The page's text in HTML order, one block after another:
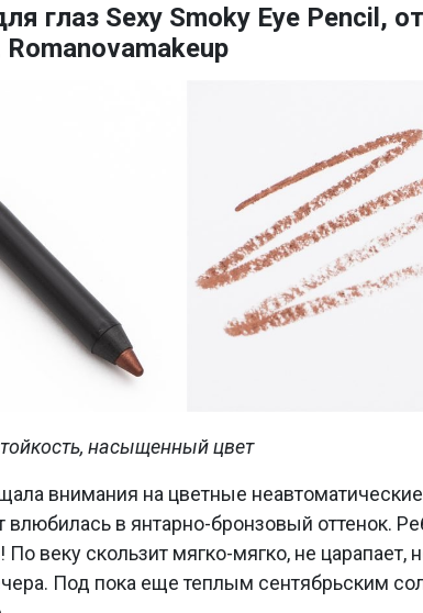
глаз Sexy Smoky Eye Pencil,
насыщенный цвет
внимания на цветные неавтоматические
влюбилась в янтарно-бронзовый оттенок.
веку скользит мягко-мягко, не царапает,
Под пока еще теплым сентябрьским